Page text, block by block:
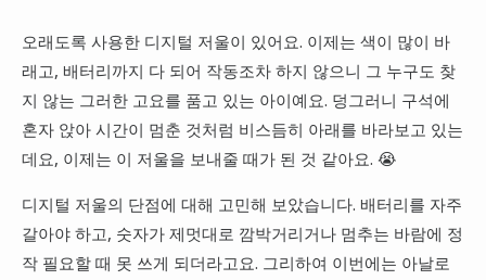
오래도록 사용한 디지털 저울이 있어요. 이제는 색이 많이 바
래고, 배터리까지 다 되어 작동조차 하지 않으니 그 누구도 찾
지 않는 그러한 고요를 품고 있는 아이예요. 덩그러니 구석에
혼자 앉아 시간이 멈춘 것처럼 비스듬히 아래를 바라보고 있는
데요, 이제는 이 저울을 보내줄 때가 된 것 같아요. 😭
디지털 저울의 단점에 대해 고민해 보았습니다. 배터리를 자주
갈아야 하고, 숫자가 제멋대로 깜박거리거나 멈추는 바람에 정
작 필요할 때 못 쓰게 되더라고요. 그리하여 이번에는 아날로